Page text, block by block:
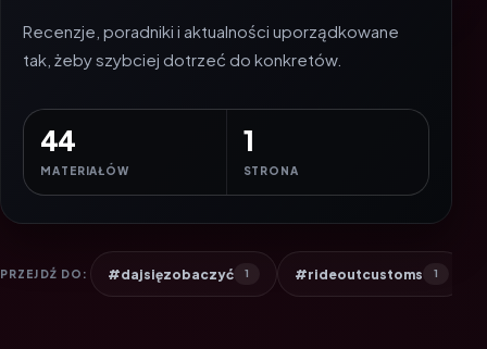
Recenzje, poradniki i aktualności uporządkowane
tak, żeby szybciej dotrzeć do konkretów.
44
MATERIAŁÓW
1
STRONA
PRZEJDŹ DO: #dajsięzobaczyć 1 #rideoutcustoms 1